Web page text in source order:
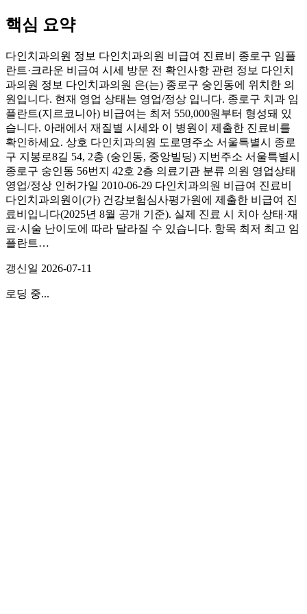
핵심 요약
다인치과의원 정보 다인치과의원 비급여 진료비 종로구 임플
란트·크라운 비급여 시세 방문 전 확인사항 관련 정보 다인치
과의원 정보 다인치과의원 은(는) 종로구 숭인동에 위치한 의
원입니다. 현재 영업 상태는 영업/정상 입니다. 종로구 치과 임
플란트(지르코니아) 비급여는 최저 550,000원부터 형성돼 있
습니다. 아래에서 재질별 시세와 이 병원이 제출한 진료비를
확인하세요. 상호 다인치과의원 도로명주소 서울특별시 종로
구 지봉로8길 54, 2층 (숭인동, 중앙빌딩) 지번주소 서울특별시
종로구 숭인동 56번지 42호 2층 의료기관 분류 의원 영업상태
영업/정상 인허가일 2010-06-29 다인치과의원 비급여 진료비
다인치과의원이(가) 건강보험심사평가원에 제출한 비급여 진
료비입니다(2025년 8월 공개 기준). 실제 진료 시 치아 상태·재
료·시술 난이도에 따라 달라질 수 있습니다. 항목 최저 최고 임
플란트…
갱신일 2026-07-11
로딩 중...